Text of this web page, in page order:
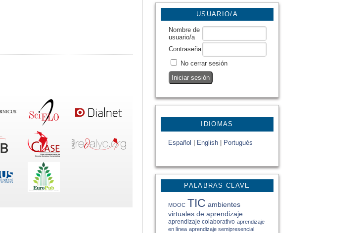
USUARIO/A
Nombre de
usuario/a
Contraseña
No cerrar sesión
IDIOMAS
Español English Portugués
PALABRAS CLAVE
MOOC TIC ambientes
virtuales de aprendizaje
aprendizaje colaborativo aprendizaje
en línea aprendizaje semipresencial